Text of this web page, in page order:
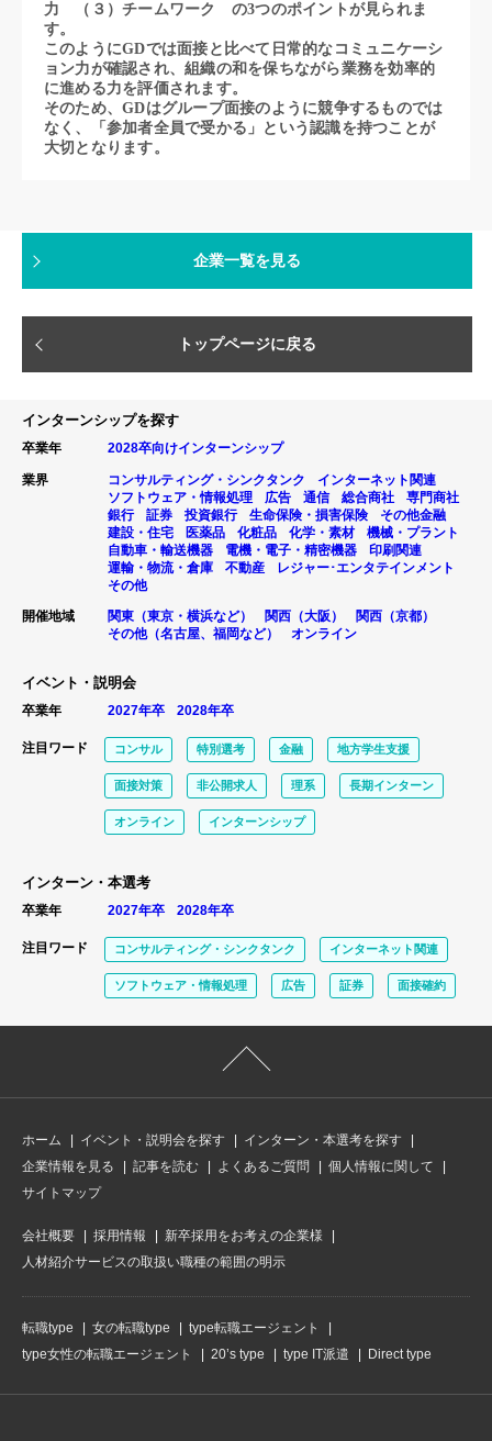
力 （３）チームワーク の3つのポイントが見られま
す。
このようにGDでは面接と比べて日常的なコミュニケーシ
ョン力が確認され、組織の和を保ちながら業務を効率的
に進める力を評価されます。
そのため、GDはグループ面接のように競争するものでは
なく、「参加者全員で受かる」という認識を持つことが
大切となります。
企業一覧を見る
トップページに戻る
インターンシップを探す
卒業年 2028卒向けインターンシップ
業界 コンサルティング・シンクタンク
インターネット関連
ソフトウェア・情報処理
広告 通信 総合商社
専門商社
銀行
証券 投資銀行 生命保険・損害保険
その他金融
建設・住宅
医薬品 化粧品 化学・素材
機械・プラント
自動車・輸送機器
電機・電子・精密機器
印刷関連
運輸・物流・倉庫
不動産
レジャー･エンタテインメント
その他
開催地域
関東（東京・横浜など） 関西（大阪）
関西（京都）
その他（名古屋、福岡など）
オンライン
イベント・説明会
卒業年 2027年卒 2028年卒
注目ワード コンサル 特別選考 金融 地方学生支援
面接対策 非公開求人 理系 長期インターン
オンライン インターンシップ
インターン・本選考
卒業年 2027年卒 2028年卒
注目ワード コンサルティング・シンクタンク インターネット関連
ソフトウェア・情報処理 広告 証券 面接確約
ホーム イベント・説明会を探す
インターン・本選考を探す
企業情報を見る
記事を読む よくあるご質問
個人情報に関して
サイトマップ
会社概要 採用情報
新卒採用をお考えの企業様
人材紹介サービスの取扱い職種の範囲の明示
転職type 女の転職type
type転職エージェント
type女性の転職エージェント
20’s type type IT派遣 Direct type